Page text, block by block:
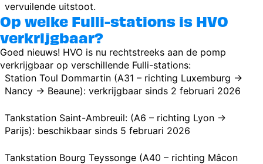
vervuilende uitstoot.
Op welke Fulli-stations is HVO
verkrijgbaar?
Goed nieuws! HVO is nu rechtstreeks aan de pomp
verkrijgbaar op verschillende Fulli-stations:
Station Toul Dommartin (A31 – richting Luxemburg →
Nancy → Beaune): verkrijgbaar sinds 2 februari 2026
Tankstation Saint-Ambreuil: (A6 – richting Lyon →
Parijs): beschikbaar sinds 5 februari 2026
Tankstation Bourg Teyssonge (A40 – richting Mâcon